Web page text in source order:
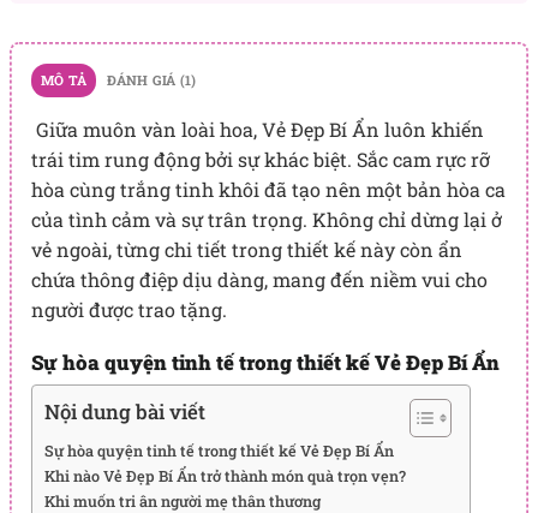
MÔ TẢ ĐÁNH GIÁ (1)
Giữa muôn vàn loài hoa, Vẻ Đẹp Bí Ẩn luôn khiến
trái tim rung động bởi sự khác biệt. Sắc cam rực rỡ
hòa cùng trắng tinh khôi đã tạo nên một bản hòa ca
của tình cảm và sự trân trọng. Không chỉ dừng lại ở
vẻ ngoài, từng chi tiết trong thiết kế này còn ẩn
chứa thông điệp dịu dàng, mang đến niềm vui cho
người được trao tặng.
Sự hòa quyện tinh tế trong thiết kế Vẻ Đẹp Bí Ẩn
Nội dung bài viết
Sự hòa quyện tinh tế trong thiết kế Vẻ Đẹp Bí Ẩn
Khi nào Vẻ Đẹp Bí Ẩn trở thành món quà trọn vẹn?
Khi muốn tri ân người mẹ thân thương